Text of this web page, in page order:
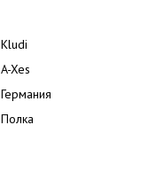
Kludi
A-Xes
Германия
Полка